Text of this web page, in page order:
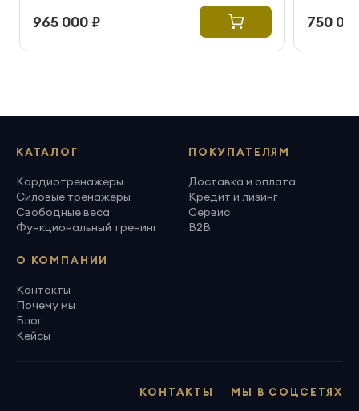
965 000 ₽ 750
КАТАЛОГ
Кардиотренажеры
Силовые тренажеры
Свободные веса
Функциональный тренинг
ПОКУПАТЕЛЯМ
Доставка и оплата
Кредит и лизинг
Сервис
B2B
О КОМПАНИИ
Контакты
Почему мы
Блог
Кейсы
МЫ В СОЦСЕТЯХ
КОНТАКТЫ